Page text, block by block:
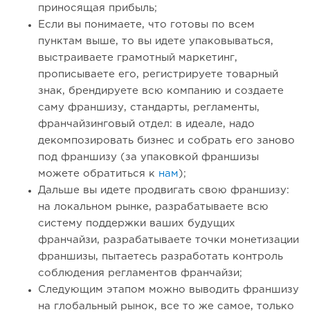
приносящая прибыль;
Если вы понимаете, что готовы по всем
пунктам выше, то вы идете упаковываться,
выстраиваете грамотный маркетинг,
прописываете его, регистрируете товарный
знак, брендируете всю компанию и создаете
саму франшизу, стандарты, регламенты,
франчайзинговый отдел: в идеале, надо
декомпозировать бизнес и собрать его заново
под франшизу (за упаковкой франшизы
можете обратиться к нам );
Дальше вы идете продвигать свою франшизу:
на локальном рынке, разрабатываете всю
систему поддержки ваших будущих
франчайзи, разрабатываете точки монетизации
франшизы, пытаетесь разработать контроль
соблюдения регламентов франчайзи;
Следующим этапом можно выводить франшизу
на глобальный рынок, все то же самое, только